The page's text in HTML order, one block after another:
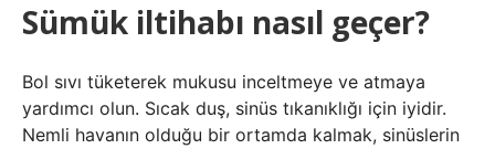
Sümük iltihabı nasıl geçer?
Bol sıvı tüketerek mukusu inceltmeye ve atmaya
yardımcı olun. Sıcak duş, sinüs tıkanıklığı için iyidir.
Nemli havanın olduğu bir ortamda kalmak, sinüslerin